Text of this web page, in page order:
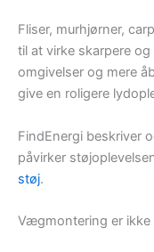
Fliser, murhjørner,
til at virke skarpere
omgivelser og mere
give en roligere
FindEnergi beskriver
påvirker
støj.
Vægmontering er